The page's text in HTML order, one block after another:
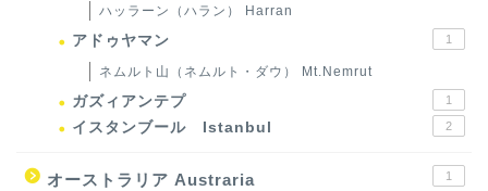
ハッラーン（ハラン） Harran
アドゥヤマン 1
ネムルト山（ネムルト・ダウ） Mt.Nemrut
ガズィアンテプ 1
イスタンブール Istanbul 2
オーストラリア Austraria 1